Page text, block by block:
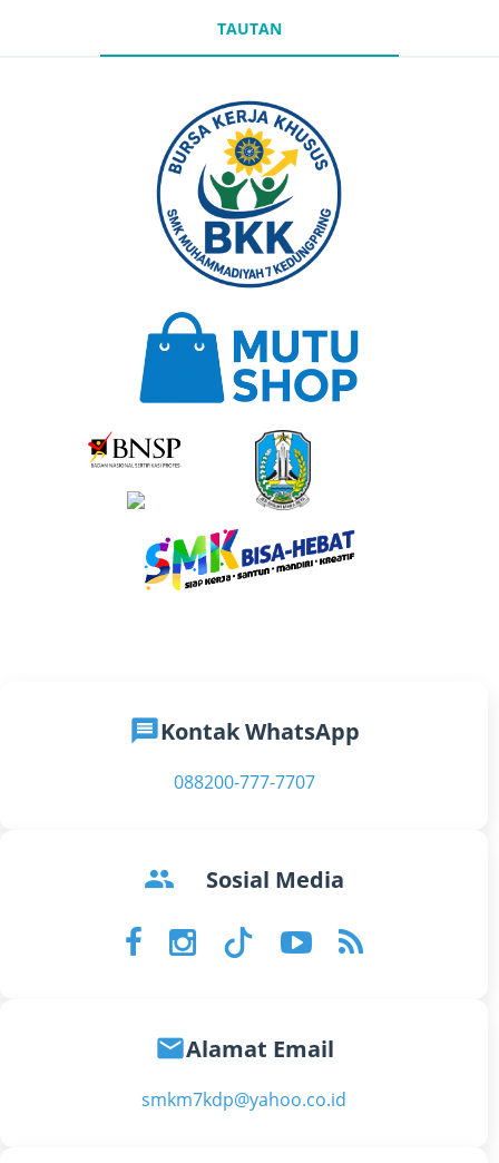
TAUTAN
messageKontak WhatsApp
088200-777-7707
groups Sosial Media
emailAlamat Email
smkm7kdp@yahoo.co.id